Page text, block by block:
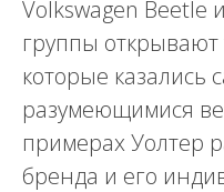
Volkswagen Beetle
группы
которые казались
разумеющимися
примерах Уолтер
бренда и его